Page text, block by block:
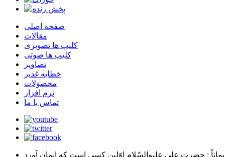
صفحه اصلی
مقالات
کلیپ ها تصویری
کلیپ ها صوتی
تصاویر
خطابه غدیر
محصولات
نرم افزار
تماس با ما